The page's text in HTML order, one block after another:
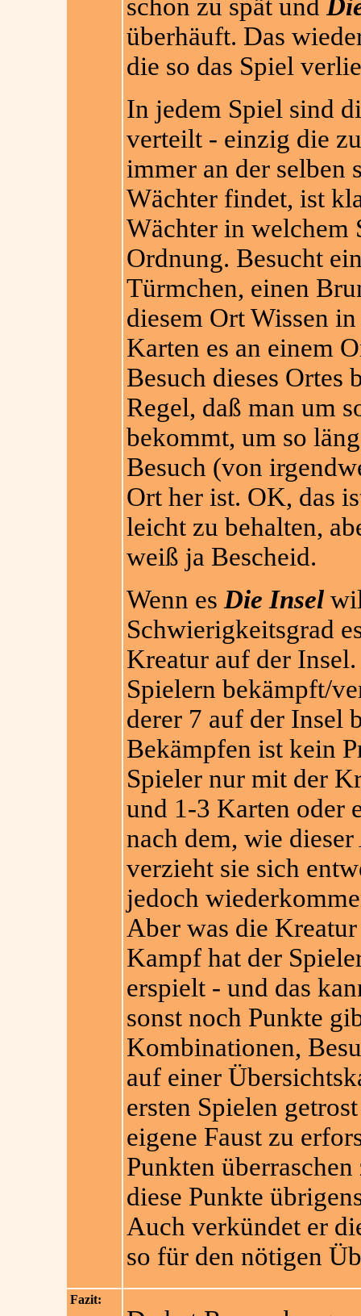
schon zu spät und
überhäuft. Das
die so das Spiel
In jedem Spiel sind
verteilt - einzig die
immer an der selben
Wächter findet, ist
Wächter in welchem
Ordnung. Besucht
Türmchen, einen
diesem Ort Wissen
Karten es an einem
Besuch dieses
Regel, daß man um
bekommt, um so
Besuch (von
Ort her ist. OK, das
leicht zu behalten,
weiß ja Bescheid.
Wenn es Die Insel
Schwierigkeitsgrad
Kreatur auf der
Spielern bekämpft/
derer 7 auf der Insel
Bekämpfen ist kein
Spieler nur mit der
und 1-3 Karten oder
nach dem, wie
verzieht sie sich
jedoch
Aber was die
Kampf hat der
erspielt - und das
sonst noch Punkte
Kombinationen,
auf einer
ersten Spielen
eigene Faust zu
Punkten
diese Punkte
Auch verkündet er
so für den nötigen
Fazit: